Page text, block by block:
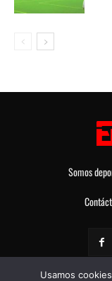
Somos
Usamos